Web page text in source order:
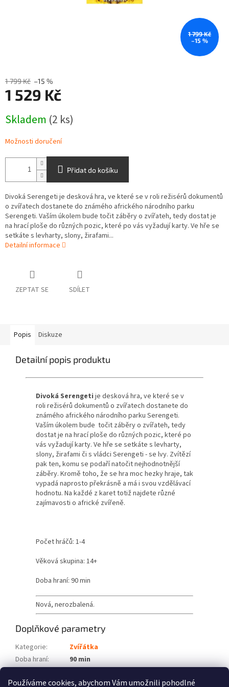
Používáme cookies, abychom Vám umožnili pohodlné
1 799 Kč
–15 %
1 799 Kč –15 %
1 529 Kč
cena:
Skladem (2 ks)
Možnosti doručení
Přidat do košíku
Divoká Serengeti je desková hra, ve které se v roli režisérů dokumentů
o zvířatech dostanete do známého afrického národního parku
Serengeti. Vaším úkolem bude točit záběry o zvířateh, tedy dostat je
na hrací ploše do různých pozic, které po vás vyžadují karty. Ve hře se
setkáte s levharty, slony, žirafami...
Detailní informace
ZEPTAT SE SDÍLET
Popis Diskuze
Detailní popis produktu
Divoká Serengeti je desková hra, ve které se v
roli režisérů dokumentů o zvířatech dostanete do
známého afrického národního parku Serengeti.
Vaším úkolem bude točit záběry o zvířateh, tedy
dostat je na hrací ploše do různých pozic, které po
vás vyžadují karty. Ve hře se setkáte s levharty,
slony, žirafami či s vládci Serengeti - se lvy. Zvítězí
pak ten, komu se podaří natočit nejhodnotnější
záběry. Kromě toho, že se hra moc hezky hraje, tak
vypadá naprosto překrásně a má i svou vzdělávací
hodnotu. Na každé z karet totiž najdete různé
zajímavosti o africké zvířeně.
Počet hráčů: 1-4
Věková skupina: 14+
Doba hraní: 90 min
Nová, nerozbalená.
Doplňkové parametry
Kategorie:
Zvířátka
Doba hraní:
90 min
Věková skupina: 14+